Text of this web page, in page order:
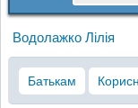
Водолажко Лілія
Батькам